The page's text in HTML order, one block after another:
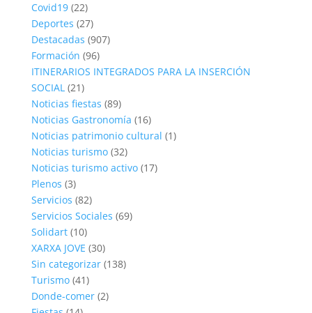
Covid19(22)
Deportes (27)
Destacadas (907)
Formación (96)
ITINERARIOS INTEGRADOS PARA LA INSERCIÓN
SOCIAL(21)
Noticias fiestas (89)
Noticias Gastronomía (16)
Noticias patrimonio cultural (1)
Noticias turismo(32)
Noticias turismo activo(17)
Plenos (3)
Servicios (82)
Servicios Sociales (69)
Solidart(10)
XARXA JOVE (30)
Sin categorizar(138)
Turismo(41)
Donde-comer(2)